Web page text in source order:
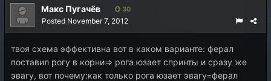
Макс Пугачёв 30
Posted November 7, 2012
твоя схема эффективна вот в каком варианте: ферал
поставил рогу в корни=> рога юзает спринты и сразу же
эвагу, вот почему:как только рога юзает эвагу=ферал